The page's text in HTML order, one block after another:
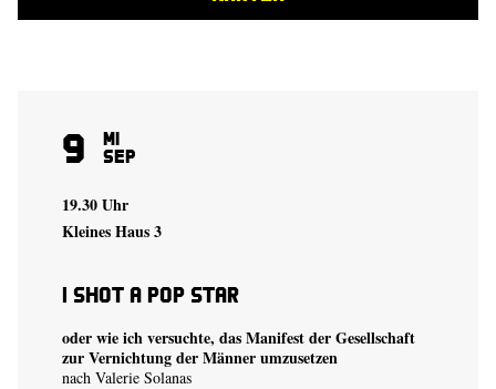
9 Mi
Sep
19.30 Uhr
Kleines Haus 3
I shot a Pop Star
oder wie ich versuchte, das Manifest der Gesellschaft
zur Vernichtung der Männer umzusetzen
nach Valerie Solanas